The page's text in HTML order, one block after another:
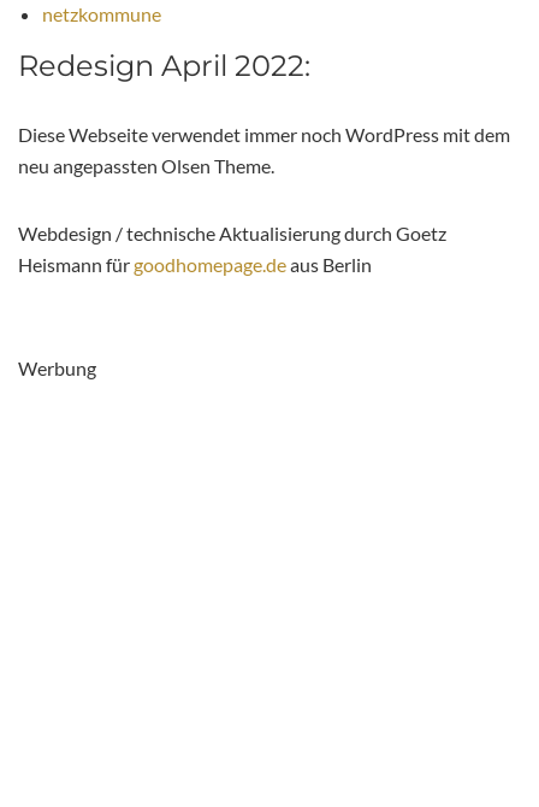
netzkommune
Redesign April 2022:
Diese Webseite verwendet immer noch WordPress mit dem
neu angepassten Olsen Theme.
Webdesign / technische Aktualisierung durch Goetz
Heismann fürgoodhomepage.deaus Berlin
Werbung